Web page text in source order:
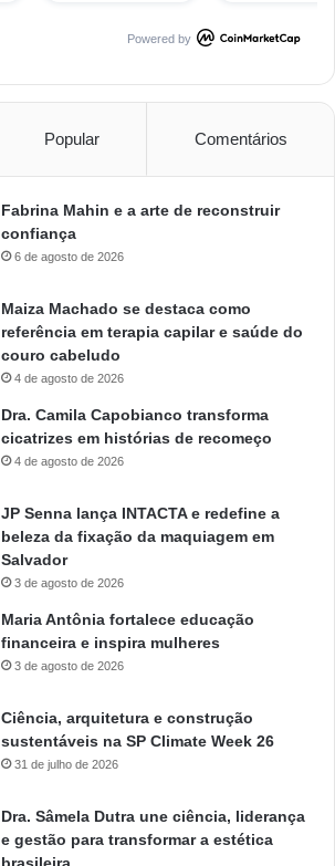
Powered by
Popular Comentários
Fabrina Mahin e a arte de reconstruir
confiança
6 de agosto de 2026
Maiza Machado se destaca como
referência em terapia capilar e saúde do
couro cabeludo
4 de agosto de 2026
Dra. Camila Capobianco transforma
cicatrizes em histórias de recomeço
4 de agosto de 2026
JP Senna lança INTACTA e redefine a
beleza da fixação da maquiagem em
Salvador
3 de agosto de 2026
Maria Antônia fortalece educação
financeira e inspira mulheres
3 de agosto de 2026
Ciência, arquitetura e construção
sustentáveis na SP Climate Week 26
31 de julho de 2026
Dra. Sâmela Dutra une ciência, liderança
e gestão para transformar a estética